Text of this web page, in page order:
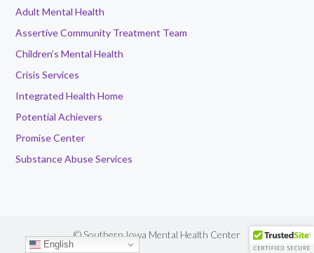
Adult Mental Health
Assertive Community Treatment Team
Children’s Mental Health
Crisis Services
Integrated Health Home
Potential Achievers
Promise Center
Substance Abuse Services
© Southern Iowa Mental Health Center
English